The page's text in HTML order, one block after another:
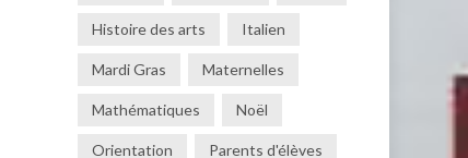
Histoire des arts Italien
Mardi Gras Maternelles
Mathématiques Noël
Orientation Parents d'élèves